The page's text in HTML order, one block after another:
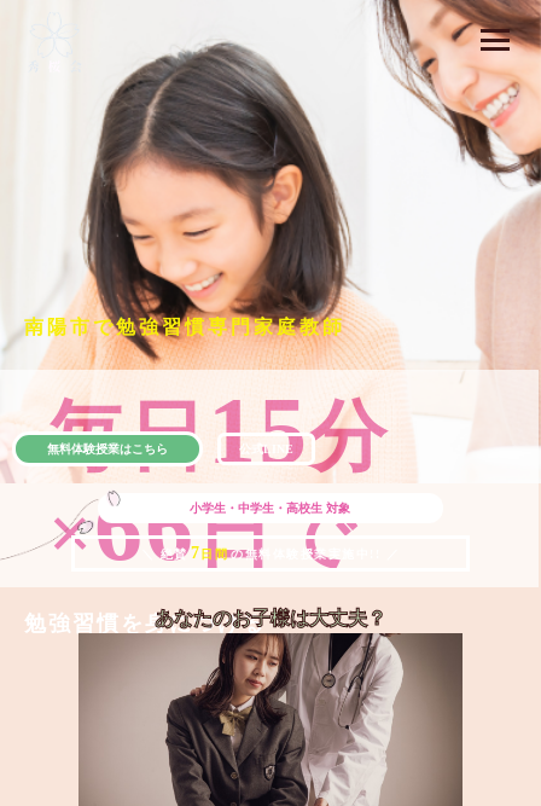
南陽市で勉強習慣専門家庭教師
毎日15分
×66日で
勉強習慣を身につける
小学生・中学生・高校生 対象
＼ 絶賛 7 日間の無料体験授業実施中!! ／
無料体験授業はこちら 公式LINE
あなたのお子様は大丈夫？